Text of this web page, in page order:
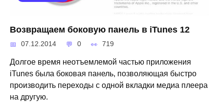
Возвращаем боковую панель в iTunes 12
07.12.2014 0 719
Долгое время неотъемлемой частью приложения
iTunes была боковая панель, позволяющая быстро
производить переходы с одной вкладки медиа плеера
на другую.